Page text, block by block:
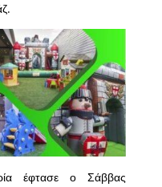
έφτασε ο Σάββας